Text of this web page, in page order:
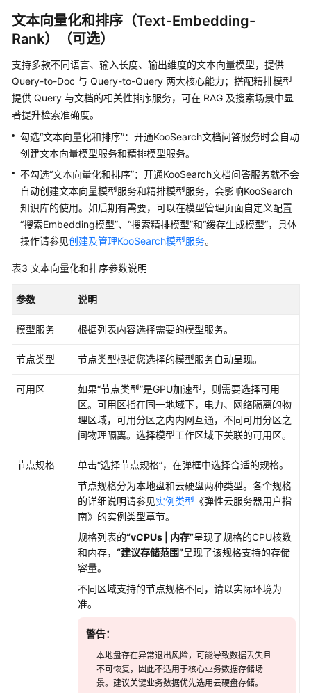
助
档
下
载
通
用
参
考
产
品
语
责
共
服
议
文本向量化和排序（Text-Embedding-
Rank）（可选）
支持多款不同语言、输入长度、输出维度的文本向量模型，提供
Query-to-Doc 与 Query-to-Query 两大核心能力；搭配精排模型
提供 Query 与文档的相关性排序服务，可在 RAG 及搜索场景中显
著提升检索准确度。
勾选“文本向量化和排序”：开通KooSearch文档问答服务时会自动
创建文本向量模型服务和精排模型服务。
不勾选“文本向量化和排序”：开通KooSearch文档问答服务就不会
自动创建文本向量模型服务和精排模型服务，会影响KooSearch
知识库的使用。如后期有需要，可以在模型管理页面自定义配置
“搜索Embedding模型”、 “搜索精排模型”和“缓存生成模型”，具体
操作请参见创建及管理KooSearch模型服务。
表3 文本向量化和排序参数说明
参数 说明
模型服务 根据列表内容选择需要的模型服务。
节点类型 节点类型根据您选择的模型服务自动呈现。
可用区
如果“节点类型”是GPU加速型，则需要选择可用
区。可用区指在同一地域下，电力、网络隔离的物
理区域，可用分区之内内网互通，不同可用分区之
间物理隔离。选择模型工作区域下关联的可用区。
节点规格 单击“选择节点规格”，在弹框中选择合适的规格。
节点规格分为本地盘和云硬盘两种类型。各个规格
的详细说明请参见实例类型 《弹性云服务器用户指
南》的实例类型章节。
规格列表的“vCPUs | 内存”呈现了规格的CPU核数
和内存， “建议存储范围”呈现了该规格支持的存储
容量。
不同区域支持的节点规格不同，请以实际环境为
准。
警告：
本地盘存在异常退出风险，可能导致数据丢失且
不可恢复，因此不适用于核心业务数据存储场
景。建议关键业务数据优先选用云硬盘存储。